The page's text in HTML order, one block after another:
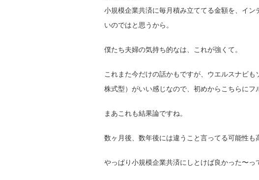
小規模企業共済に毎月積み立ててる金額を、イン
いのではと思うから。
僕たち夫婦の気持ち的なは、これが強くて。
これまた今だけの話かもですが、ウエルスナビも
株式型）がいい感じなので、初めからこちらにフ
まあこれも結果論ですね。
数ヶ月後、数年後には違うこと言ってる可能性も
やっぱり小規模企業共済にしとけば良かった〜っ